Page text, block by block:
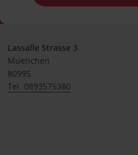
Lassalle Strasse 3
Muenchen
80995
Tel. 0893575380